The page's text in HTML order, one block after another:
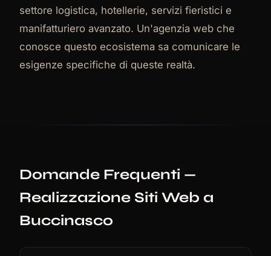
settore logistica, hotellerie, servizi fieristici e
manifatturiero avanzato. Un'agenzia web che
conosce questo ecosistema sa comunicare le
esigenze specifiche di queste realtà.
Domande Frequenti —
Realizzazione Siti Web a
Buccinasco